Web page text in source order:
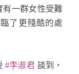
有一群女性受難
了更殘酷的處
#李淑君談到，